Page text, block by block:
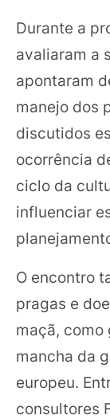
Durante a
avaliaram a
apontaram
manejo dos
discutidos
ocorrência
ciclo da
influenciar
O encontro
pragas e
maçã,
mancha da
europeu.
consultores